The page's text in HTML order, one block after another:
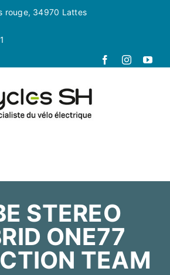
rouge, 34970 Lattes
STEREO
ONE77
TEAM